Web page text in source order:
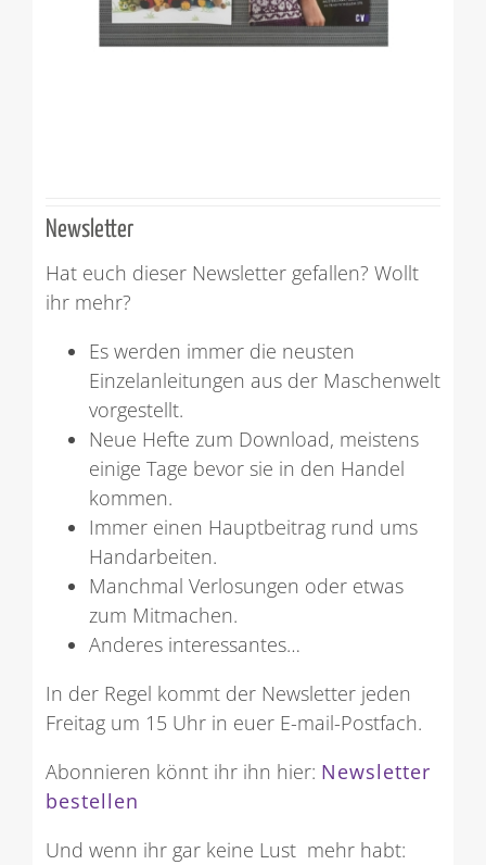
Newsletter
Hat euch dieser Newsletter gefallen? Wollt
ihr mehr?
Es werden immer die neusten
Einzelanleitungen aus der Maschenwelt
vorgestellt.
Neue Hefte zum Download, meistens
einige Tage bevor sie in den Handel
kommen.
Immer einen Hauptbeitrag rund ums
Handarbeiten.
Manchmal Verlosungen oder etwas
zum Mitmachen.
Anderes interessantes…
In der Regel kommt der Newsletter jeden
Freitag um 15 Uhr in euer E-mail-Postfach.
Abonnieren könnt ihr ihn hier: Newsletter
bestellen
Und wenn ihr gar keine Lust mehr habt: